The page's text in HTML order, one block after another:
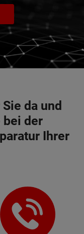
da und
bei der
Ihrer